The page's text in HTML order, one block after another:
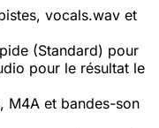
vocals.wav et
(Standard) pour
pour le résultat le
M4A et bandes-son